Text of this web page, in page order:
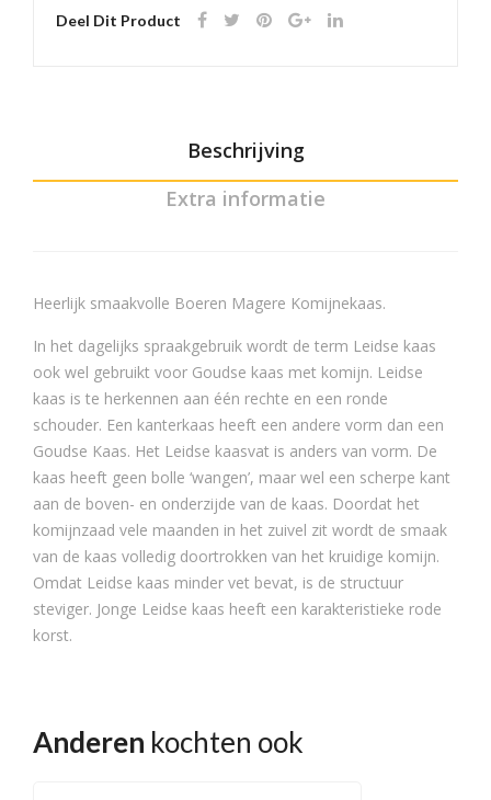
Deel Dit Product
Beschrijving
Extra informatie
Heerlijk smaakvolle Boeren Magere Komijnekaas.
In het dagelijks spraakgebruik wordt de term Leidse kaas
ook wel gebruikt voor Goudse kaas met komijn. Leidse
kaas is te herkennen aan één rechte en een ronde
schouder. Een kanterkaas heeft een andere vorm dan een
Goudse Kaas. Het Leidse kaasvat is anders van vorm. De
kaas heeft geen bolle ‘wangen’, maar wel een scherpe kant
aan de boven- en onderzijde van de kaas. Doordat het
komijnzaad vele maanden in het zuivel zit wordt de smaak
van de kaas volledig doortrokken van het kruidige komijn.
Omdat Leidse kaas minder vet bevat, is de structuur
steviger. Jonge Leidse kaas heeft een karakteristieke rode
korst.
Anderen kochten ook